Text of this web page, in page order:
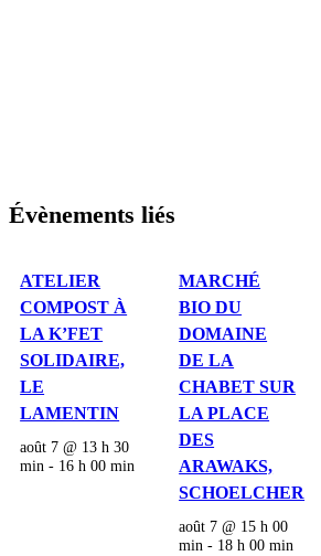
Évènements liés
ATELIER
COMPOST À
LA K’FET
SOLIDAIRE,
LE
LAMENTIN
août 7 @ 13 h 30
min - 16 h 00 min
MARCHÉ
BIO DU
DOMAINE
DE LA
CHABET SUR
LA PLACE
DES
ARAWAKS,
SCHOELCHER
août 7 @ 15 h 00
min - 18 h 00 min